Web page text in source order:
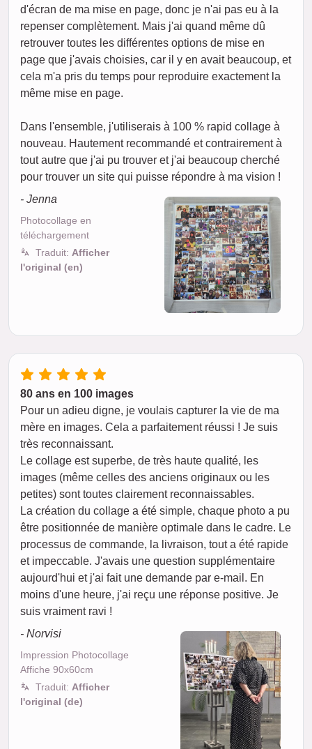
d'écran de ma mise en page, donc je n'ai pas eu à la
repenser complètement. Mais j'ai quand même dû
retrouver toutes les différentes options de mise en
page que j'avais choisies, car il y en avait beaucoup, et
cela m'a pris du temps pour reproduire exactement la
même mise en page.
Dans l'ensemble, j'utiliserais à 100 % rapid collage à
nouveau. Hautement recommandé et contrairement à
tout autre que j'ai pu trouver et j'ai beaucoup cherché
pour trouver un site qui puisse répondre à ma vision !
- Jenna
Photocollage en
téléchargement
Traduit: Afficher
l'original (en)
80 ans en 100 images
Pour un adieu digne, je voulais capturer la vie de ma
mère en images. Cela a parfaitement réussi ! Je suis
très reconnaissant.
Le collage est superbe, de très haute qualité, les
images (même celles des anciens originaux ou les
petites) sont toutes clairement reconnaissables.
La création du collage a été simple, chaque photo a pu
être positionnée de manière optimale dans le cadre. Le
processus de commande, la livraison, tout a été rapide
et impeccable. J'avais une question supplémentaire
aujourd'hui et j'ai fait une demande par e-mail. En
moins d'une heure, j'ai reçu une réponse positive. Je
suis vraiment ravi !
- Norvisi
Impression Photocollage
Affiche 90x60cm
Traduit: Afficher
l'original (de)